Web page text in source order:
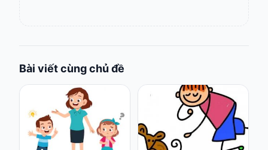
Bài viết cùng chủ đề